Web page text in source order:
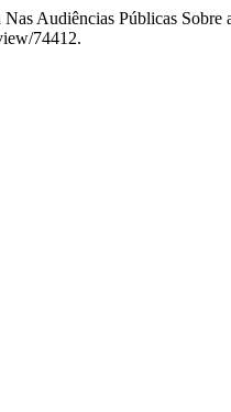
Audiências Públicas Sobre
74412.